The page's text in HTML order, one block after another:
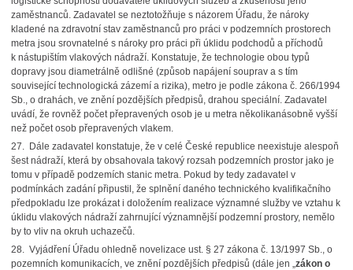
zaměstnanců. Zadavatel se neztotožňuje s názorem Úřadu, že nároky
kladené na zdravotní stav zaměstnanců pro práci v podzemních prostorech
metra jsou srovnatelné s nároky pro práci při úklidu podchodů a příchodů
k nástupištím vlakových nádraží. Konstatuje, že technologie obou typů
dopravy jsou diametrálně odlišné (způsob napájení souprav a s tím
související technologická zázemí a rizika), metro je podle zákona č. 266/1994
Sb., o drahách, ve znění pozdějších předpisů, drahou speciální. Zadavatel
uvádí, že rovněž počet přepravených osob je u metra několikanásobně vyšší
než počet osob přepravených vlakem.
27. Dále zadavatel konstatuje, že v celé České republice neexistuje alespoň
šest nádraží, která by obsahovala takový rozsah podzemních prostor jako je
tomu v případě podzemích stanic metra. Pokud by tedy zadavatel v
podmínkách zadání připustil, že splnění daného technického kvalifikačního
předpokladu lze prokázat i doložením realizace významné služby ve vztahu k
úklidu vlakových nádraží zahrnující významnější podzemní prostory, nemělo
by to vliv na okruh uchazečů.
28. Vyjádření Úřadu ohledně novelizace ust. § 27 zákona č. 13/1997 Sb., o
pozemních komunikacích, ve znění pozdějších předpisů (dále jen „zákon o